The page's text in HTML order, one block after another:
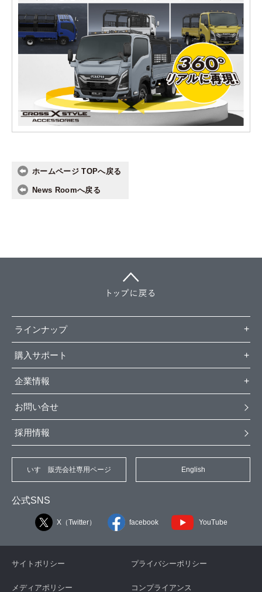
ホームページ TOPへ戻る
News Roomへ戻る
ラインナップ
購入サポート
企業情報
お問い合せ
採用情報
いすゞ販売会社専用ページ English
公式SNS
X（Twitter） facebook YouTube
サイトポリシー プライバシーポリシー
メディアポリシー コンプライアンス